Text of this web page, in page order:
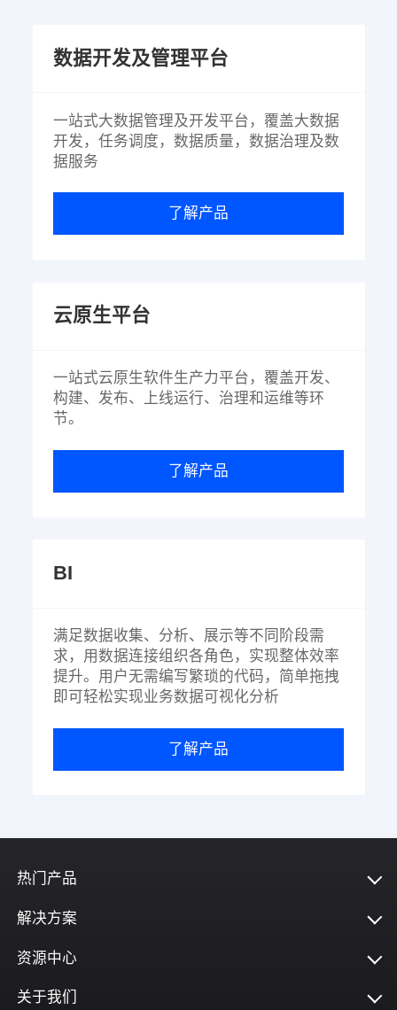
数据开发及管理平台
一站式大数据管理及开发平台，覆盖大数据
开发，任务调度，数据质量，数据治理及数
据服务
了解产品
云原生平台
一站式云原生软件生产力平台，覆盖开发、
构建、发布、上线运行、治理和运维等环
节。
了解产品
BI
满足数据收集、分析、展示等不同阶段需
求，用数据连接组织各角色，实现整体效率
提升。用户无需编写繁琐的代码，简单拖拽
即可轻松实现业务数据可视化分析
了解产品
热门产品
解决方案
资源中心
关于我们